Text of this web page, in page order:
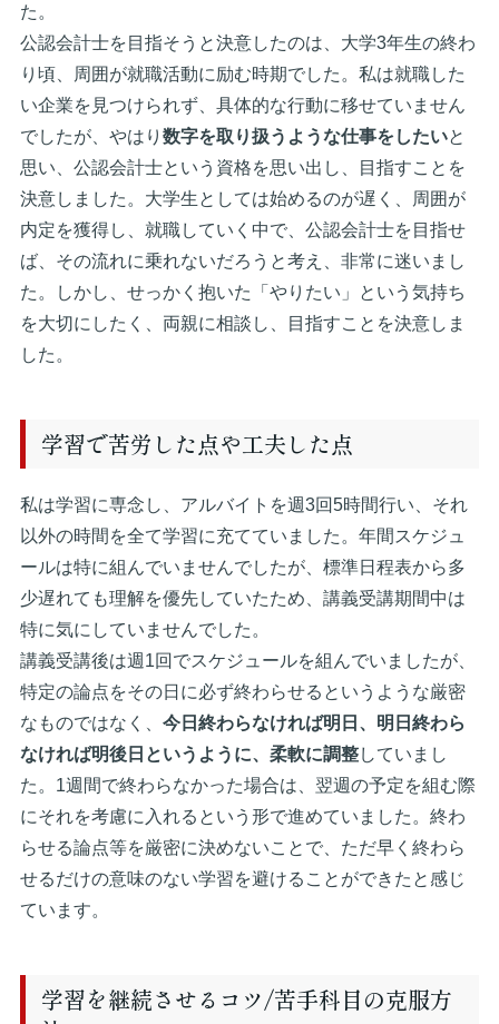
た。
公認会計士を目指そうと決意したのは、大学3年生の終わ
り頃、周囲が就職活動に励む時期でした。私は就職した
い企業を見つけられず、具体的な行動に移せていません
でしたが、やはり 数字を取り扱うような仕事をしたいと
思い、公認会計士という資格を思い出し、目指すことを
決意しました。大学生としては始めるのが遅く、周囲が
内定を獲得し、就職していく中で、公認会計士を目指せ
ば、その流れに乗れないだろうと考え、非常に迷いまし
た。しかし、せっかく抱いた「やりたい」という気持ち
を大切にしたく、両親に相談し、目指すことを決意しま
した。
学習で苦労した点や工夫した点
私は学習に専念し、アルバイトを週3回5時間行い、それ
以外の時間を全て学習に充てていました。年間スケジュ
ールは特に組んでいませんでしたが、標準日程表から多
少遅れても理解を優先していたため、講義受講期間中は
特に気にしていませんでした。
講義受講後は週1回でスケジュールを組んでいましたが、
特定の論点をその日に必ず終わらせるというような厳密
なものではなく、 今日終わらなければ明日、明日終わら
なければ明後日というように、柔軟に調整していまし
た。1週間で終わらなかった場合は、翌週の予定を組む際
にそれを考慮に入れるという形で進めていました。終わ
らせる論点等を厳密に決めないことで、ただ早く終わら
せるだけの意味のない学習を避けることができたと感じ
ています。
学習を継続させるコツ/苦手科目の克服方